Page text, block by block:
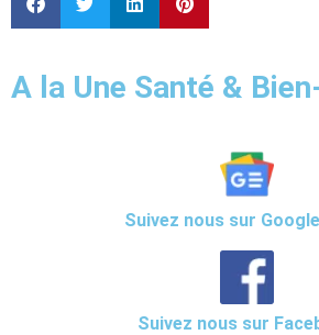
A la Une Santé &
Suivez nous sur
Suivez nous sur